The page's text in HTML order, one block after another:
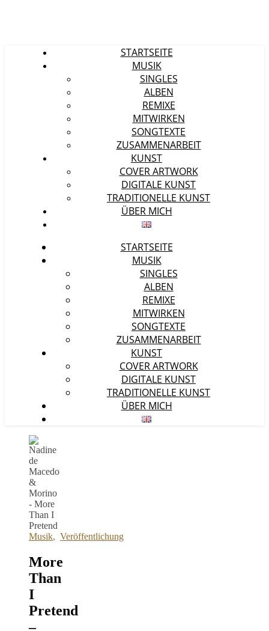
STARTSEITE
MUSIK
SINGLES
ALBEN
REMIXE
MITWIRKEN
SONGTEXTE
ZUSAMMENARBEIT
KUNST
COVER ARTWORK
DIGITALE KUNST
TRADITIONELLE KUNST
ÜBER MICH
STARTSEITE
MUSIK
SINGLES
ALBEN
REMIXE
MITWIRKEN
SONGTEXTE
ZUSAMMENARBEIT
KUNST
COVER ARTWORK
DIGITALE KUNST
TRADITIONELLE KUNST
ÜBER MICH
Musik, Veröffentlichung
More
Than
I
Pretend
–